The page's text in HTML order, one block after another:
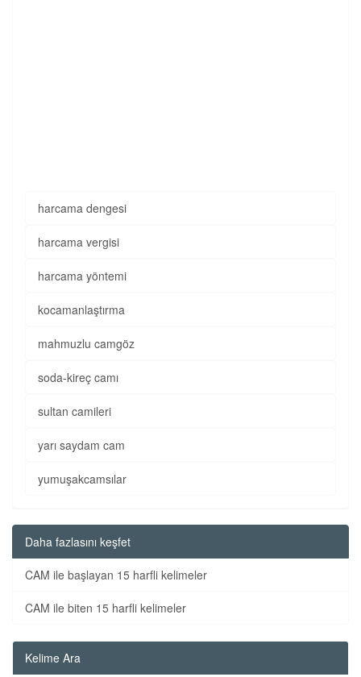
harcama dengesi
harcama vergisi
harcama yöntemi
kocamanlaştırma
mahmuzlu camgöz
soda-kireç camı
sultan camileri
yarı saydam cam
yumuşakcamsılar
Daha fazlasını keşfet
CAM ile başlayan 15 harfli kelimeler
CAM ile biten 15 harfli kelimeler
Kelime Ara